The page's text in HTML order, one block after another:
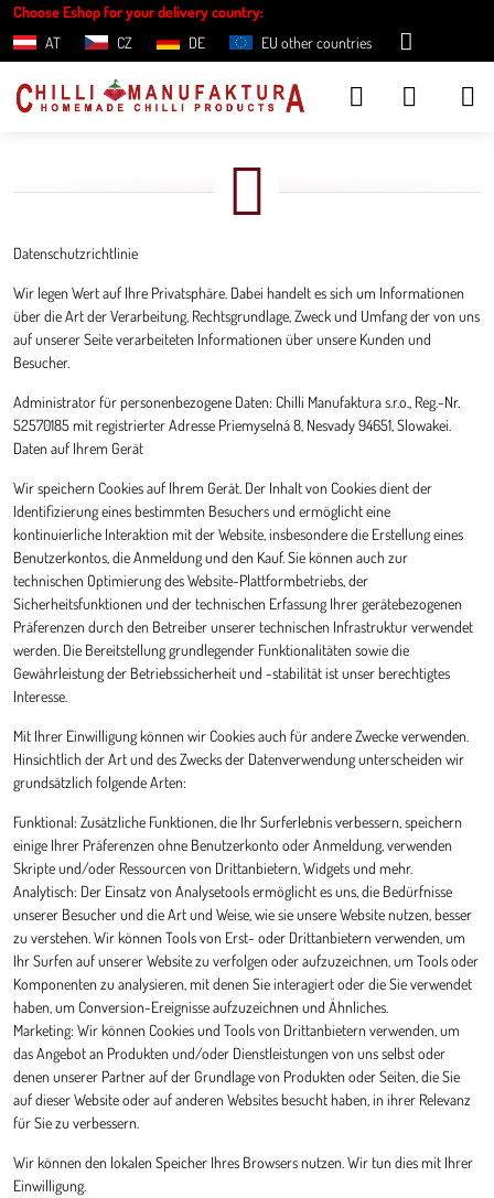
Choose Eshop for your delivery country:
AT
CZ DE EU other countries
Datenschutzrichtlinie
Wir legen Wert auf Ihre Privatsphäre. Dabei handelt es sich um Informationen
über die Art der Verarbeitung, Rechtsgrundlage, Zweck und Umfang der von uns
auf unserer Seite verarbeiteten Informationen über unsere Kunden und
Besucher.
Administrator für personenbezogene Daten: Chilli Manufaktura s.r.o., Reg.-Nr.
52570185 mit registrierter Adresse Priemyselná 8, Nesvady 94651, Slowakei.
Daten auf Ihrem Gerät
Wir speichern Cookies auf Ihrem Gerät. Der Inhalt von Cookies dient der
Identifizierung eines bestimmten Besuchers und ermöglicht eine
kontinuierliche Interaktion mit der Website, insbesondere die Erstellung eines
Benutzerkontos, die Anmeldung und den Kauf. Sie können auch zur
technischen Optimierung des Website-Plattformbetriebs, der
Sicherheitsfunktionen und der technischen Erfassung Ihrer gerätebezogenen
Präferenzen durch den Betreiber unserer technischen Infrastruktur verwendet
werden. Die Bereitstellung grundlegender Funktionalitäten sowie die
Gewährleistung der Betriebssicherheit und -stabilität ist unser berechtigtes
Interesse.
Mit Ihrer Einwilligung können wir Cookies auch für andere Zwecke verwenden.
Hinsichtlich der Art und des Zwecks der Datenverwendung unterscheiden wir
grundsätzlich folgende Arten:
Funktional: Zusätzliche Funktionen, die Ihr Surferlebnis verbessern, speichern
einige Ihrer Präferenzen ohne Benutzerkonto oder Anmeldung, verwenden
Skripte und/oder Ressourcen von Drittanbietern, Widgets und mehr.
Analytisch: Der Einsatz von Analysetools ermöglicht es uns, die Bedürfnisse
unserer Besucher und die Art und Weise, wie sie unsere Website nutzen, besser
zu verstehen. Wir können Tools von Erst- oder Drittanbietern verwenden, um
Ihr Surfen auf unserer Website zu verfolgen oder aufzuzeichnen, um Tools oder
Komponenten zu analysieren, mit denen Sie interagiert oder die Sie verwendet
haben, um Conversion-Ereignisse aufzuzeichnen und Ähnliches.
Marketing: Wir können Cookies und Tools von Drittanbietern verwenden, um
das Angebot an Produkten und/oder Dienstleistungen von uns selbst oder
denen unserer Partner auf der Grundlage von Produkten oder Seiten, die Sie
auf dieser Website oder auf anderen Websites besucht haben, in ihrer Relevanz
für Sie zu verbessern.
Wir können den lokalen Speicher Ihres Browsers nutzen. Wir tun dies mit Ihrer
Einwilligung.